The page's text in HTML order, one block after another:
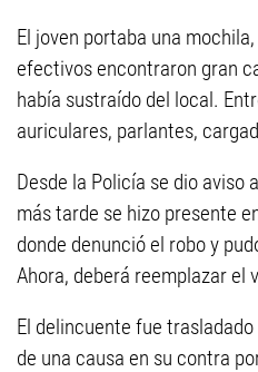
El joven portaba una
efectivos encontraron gran
había sustraído del local.
auriculares, parlantes,
Desde la Policía se dio aviso
más tarde se hizo presente
donde denunció el robo y
Ahora, deberá reemplazar el
El delincuente fue
de una causa en su contra